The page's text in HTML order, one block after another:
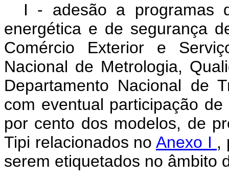
I - adesão a programas
energética e de segurança
Comércio Exterior e
Nacional de Metrologia,
Departamento Nacional de
com eventual participação
por cento dos modelos, de
Tipi relacionados no Anexo I ,
serem etiquetados no âmbito